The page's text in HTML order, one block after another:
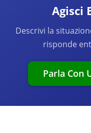
Agisci
Descrivi la
risponde
Parla Con